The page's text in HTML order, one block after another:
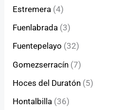
Estremera (4)
Fuenlabrada (3)
Fuentepelayo (32)
Gomezserracín (7)
Hoces del Duratón (5)
Hontalbilla (36)